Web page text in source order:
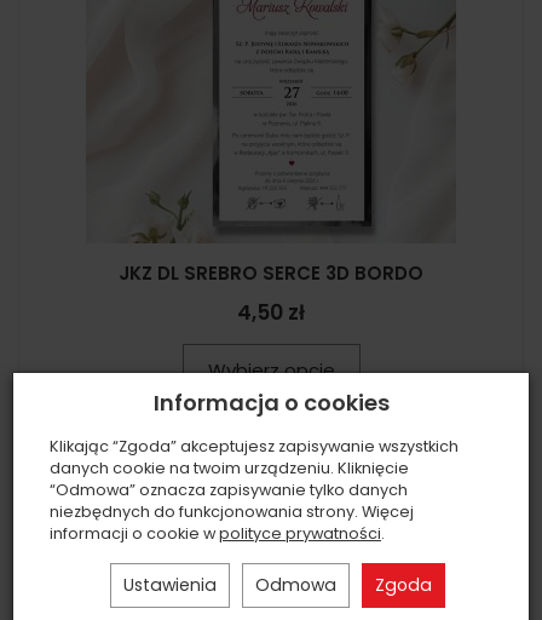
JKZ DL SREBRO SERCE 3D BORDO
4,50 zł
Wybierz opcje
Informacja o cookies
Klikając “Zgoda” akceptujesz zapisywanie wszystkich
danych cookie na twoim urządzeniu. Kliknięcie
“Odmowa” oznacza zapisywanie tylko danych
niezbędnych do funkcjonowania strony. Więcej
informacji o cookie wpolityce prywatności.
Ustawienia Odmowa Zgoda